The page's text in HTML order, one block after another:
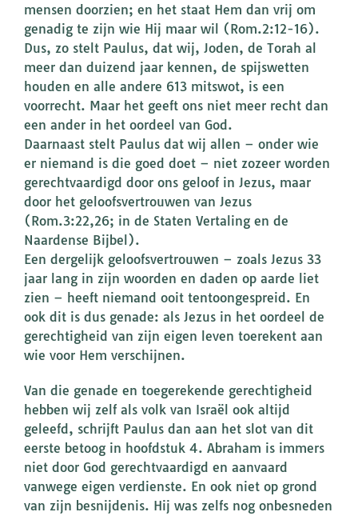
mensen doorzien; en het staat Hem dan vrij om
genadig te zijn wie Hij maar wil (Rom.2:12-16).
Dus, zo stelt Paulus, dat wij, Joden, de Torah al
meer dan duizend jaar kennen, de spijswetten
houden en alle andere 613 mitswot, is een
voorrecht. Maar het geeft ons niet meer recht dan
een ander in het oordeel van God.
Daarnaast stelt Paulus dat wij allen – onder wie
er niemand is die goed doet – niet zozeer worden
gerechtvaardigd door ons geloof in Jezus, maar
door het geloofsvertrouwen van Jezus
(Rom.3:22,26; in de Staten Vertaling en de
Naardense Bijbel).
Een dergelijk geloofsvertrouwen – zoals Jezus 33
jaar lang in zijn woorden en daden op aarde liet
zien – heeft niemand ooit tentoongespreid. En
ook dit is dus genade: als Jezus in het oordeel de
gerechtigheid van zijn eigen leven toerekent aan
wie voor Hem verschijnen.
Van die genade en toegerekende gerechtigheid
hebben wij zelf als volk van Israël ook altijd
geleefd, schrijft Paulus dan aan het slot van dit
eerste betoog in hoofdstuk 4. Abraham is immers
niet door God gerechtvaardigd en aanvaard
vanwege eigen verdienste. En ook niet op grond
van zijn besnijdenis. Hij was zelfs nog onbesneden